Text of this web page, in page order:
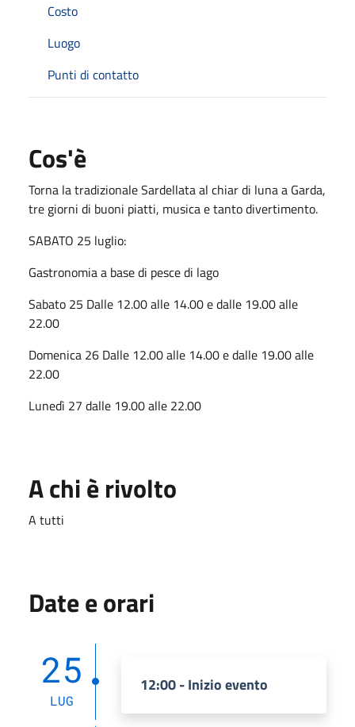
Costo
Luogo
Punti di contatto
Cos'è
Torna la tradizionale Sardellata al chiar di luna a Garda,
tre giorni di buoni piatti, musica e tanto divertimento.
SABATO 25 luglio:
Gastronomia a base di pesce di lago
Sabato 25 Dalle 12.00 alle 14.00 e dalle 19.00 alle
22.00
Domenica 26 Dalle 12.00 alle 14.00 e dalle 19.00 alle
22.00
Lunedì 27 dalle 19.00 alle 22.00
A chi è rivolto
A tutti
Date e orari
25
LUG
12:00 - Inizio evento